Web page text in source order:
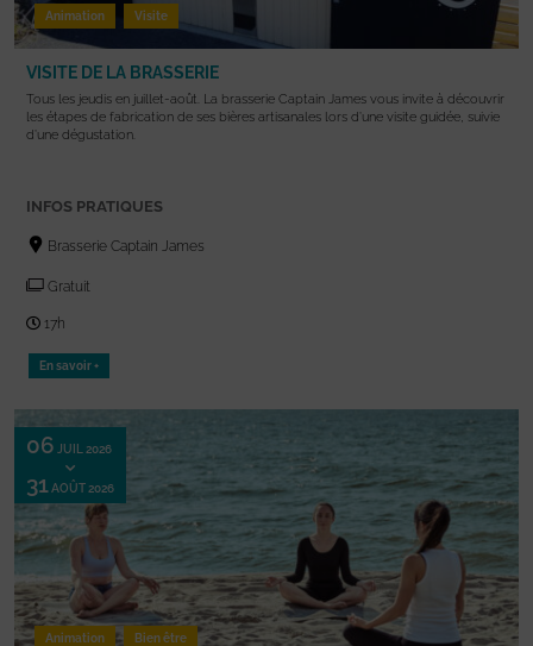
Animation Visite
VISITE DE LA BRASSERIE
Tous les jeudis en juillet-août. La brasserie Captain James vous invite à découvrir
les étapes de fabrication de ses bières artisanales lors d’une visite guidée, suivie
d’une dégustation.
INFOS PRATIQUES
Brasserie Captain James
Gratuit
17h
En savoir +
06 JUIL 2026
31 AOÛT 2026
Animation Bien être